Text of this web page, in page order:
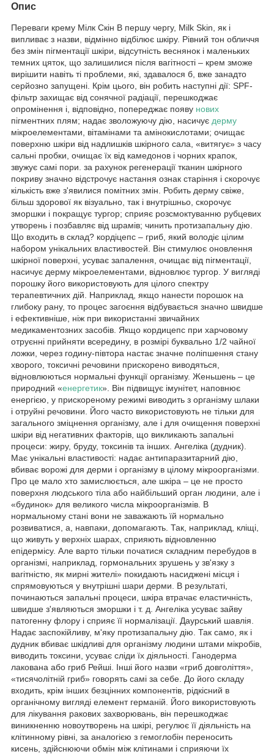
Опис
Переваги крему Мілк Скін В першу чергу, Milk Skin, як і
випливає з назви, відмінно відбілює шкіру. Рівний тон обличчя
без змін пігментації шкіри, відсутність веснянок і маленьких
темних цяток, що залишилися після вагітності – крем зможе
вирішити навіть ті проблеми, які, здавалося б, вже занадто
серйозно запущені. Крім цього, він робить наступні дії: SPF-
фільтр захищає від сонячної радіації, перешкоджає
опромінення і, відповідно, попереджає появу нових
пігментних плям; надає зволожуючу дію, насичує дерму
мікроелементами, вітамінами та амінокислотами; очищає
поверхню шкіри від надлишків шкірного сала, «витягує» з часу
сальні пробки, очищає їх від камедонов і чорних крапок,
звужує самі пори. за рахунок регенерації тканин шкірного
покриву значно відстрочує настання ознак старіння і скорочує
кількість вже з'явилися помітних змін. Робить дерму свіже,
більш здорової як візуально, так і внутрішньо, скорочує
зморшки і покращує тургор; сприяє розсмоктуванню рубцевих
утворень і позбавляє від шрамів; чинить протизапальну дію.
Що входить в склад? кордіцепс – гриб, який володіє цілим
набором унікальних властивостей. Він стимулює оновлення
шкірної поверхні, усуває запалення, очищає від пігментації,
насичує дерму мікроелементами, відновлює тургор. У вигляді
порошку його використовують для цілого спектру
терапевтичних дій. Наприклад, якщо нанести порошок на
глибоку рану, то процес загоєння відбувається значно швидше
і ефективніше, ніж при використанні звичайних
медикаментозних засобів. Якщо кордицепс при харчовому
отруєнні прийняти всередину, в розмірі буквально 1/2 чайної
ложки, через годину-півтора настає значне поліпшення стану
хворого, токсичні речовини прискорено виводяться,
відновлюються нормальні функції організму. Женьшень – це
природний «енергетик». Він підвищує імунітет, наповнює
енергією, у прискореному режимі виводить з організму шлаки
і отруйні речовини. Його часто використовують не тільки для
загального зміцнення організму, але і для очищення поверхні
шкіри від негативних факторів, що викликають запальні
процеси: жиру, бруду, токсинів та інших. Ангеліка (дудник).
Має унікальні властивості: надає антипаразитарний дію,
вбиває ворожі для дерми і організму в цілому мікроорганізми.
Про це мало хто замислюється, але шкіра – це не просто
поверхня людського тіла або найбільший орган людини, але і
«будинок» для великого числа мікроорганізмів. В
нормальному стані вони не заважають їй нормально
розвиватися, а, навпаки, допомагають. Так, наприклад, кліщі,
що живуть у верхніх шарах, сприяють відновленню
епідермісу. Але варто тільки початися складним перебудов в
організмі, наприклад, гормональних зрушень у зв'язку з
вагітністю, як мирні жителі» покидають насиджені місця і
спрямовуються у внутрішні шари дерми. В результаті,
починаються запальні процеси, шкіра втрачає еластичність,
швидше з'являються зморшки і т. д. Ангеліка усуває зайву
патогенну флору і сприяє її нормалізації. Даурський шавлія.
Надає заспокійливу, м'яку протизапальну дію. Так само, як і
дудник вбиває шкідливі для організму людини штами мікробів,
виводить токсини, усуває сліди їх діяльності. Ганодерма
лакована або гриб Рейші. Інші його назви «гриб довголіття»,
«тисячолітній гриб» говорять самі за себе. До його складу
входить, крім інших безцінних компонентів, рідкісний в
органічному вигляді елемент германій. Його використовують
для лікування ракових захворювань, він перешкоджає
виникненню новоутворень на шкірі, регулює її діяльність на
клітинному рівні, за аналогією з гемоглобін переносить
кисень, здійснюючи обмін між клітинами і сприяючи їх